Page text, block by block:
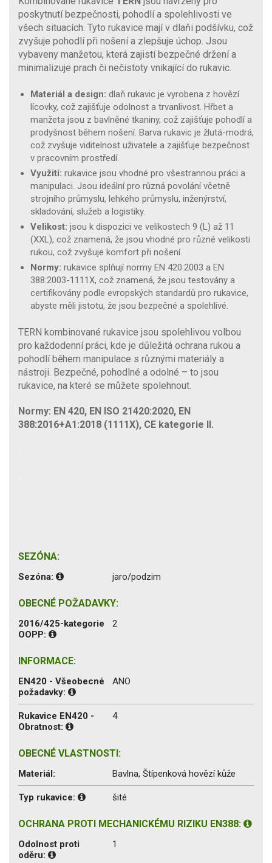
poskytnutí bezpečnosti, pohodlí a spolehlivosti ve
všech situacích. Tyto rukavice mají v dlaňi podšívku, což
zvyšuje pohodlí při nošení a zlepšuje úchop. Jsou
vybaveny manžetou, která zajistí bezpečné držení a
minimalizuje prach či nečistoty vnikající do rukavic.
Materiál a design: dlaň rukavic je vyrobena z hovězí
lícovky, což zajišťuje odolnost a trvanlivost. Hřbet a
manžeta jsou z bavlněné tkaniny, což zajišťuje pohodlí a
prodyšnost během nošení. Barva rukavic je žlutá-modrá,
což zvyšuje viditelnost uživatele a zajišťuje bezpečnost
v pracovním prostředí.
Využití: rukavice jsou vhodné pro všestrannou práci a
manipulaci. Jsou ideální pro různá povolání včetně
strojního průmyslu, lehkého průmyslu, inženýrství,
skladování, služeb a logistiky.
Velikost: jsou k dispozici ve velikostech 9 (L) až 11
(XXL), což znamená, že jsou vhodné pro různé velikosti
rukou, což zvyšuje komfort při nošení.
Normy: rukavice splňují normy EN 420:2003 a EN
388:2003-1111X, což znamená, že jsou testovány a
certifikovány podle evropských standardů pro rukavice,
abyste měli jistotu, že jsou bezpečné a spolehlivé.
TERN kombinované rukavice jsou spolehlivou volbou
pro každodenní práci, kde je důležitá ochrana rukou a
pohodlí během manipulace s různými materiály a
nástroji. Bezpečné, pohodlné a odolné – to jsou
rukavice, na které se můžete spolehnout.
Normy: EN 420, EN ISO 21420:2020, EN
388:2016+A1:2018 (1111X), CE kategorie II.
SEZÓNA:
Sezóna: jaro/podzim
OBECNÉ POŽADAVKY:
2016/425-kategorie
OOPP:
2
INFORMACE:
EN420 - Všeobecné
požadavky:
ANO
Rukavice EN420 -
Obratnost:
4
OBECNÉ VLASTNOSTI:
Materiál: Bavlna, Štípenková hovězí kůže
Typ rukavice: šité
OCHRANA PROTI MECHANICKÉMU RIZIKU EN388:
Odolnost proti
oděru:
1